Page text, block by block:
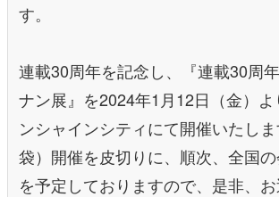
す。
連載30周年を記念し、『連載30周
ナン展』を2024年1月12日（金）
ンシャインシティにて開催いたし
袋）開催を皮切りに、順次、全国
を予定しておりますので、是非、